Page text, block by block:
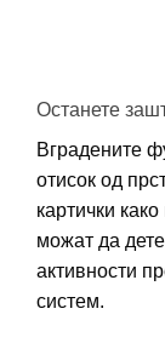
Останете
Вградените
отисок од
картички
можат да
активности
систем.